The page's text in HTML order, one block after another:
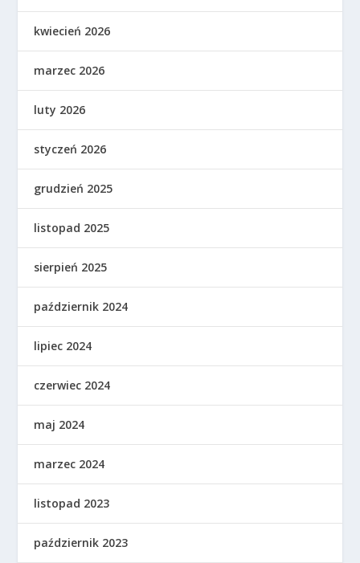
kwiecień 2026
marzec 2026
luty 2026
styczeń 2026
grudzień 2025
listopad 2025
sierpień 2025
październik 2024
lipiec 2024
czerwiec 2024
maj 2024
marzec 2024
listopad 2023
październik 2023